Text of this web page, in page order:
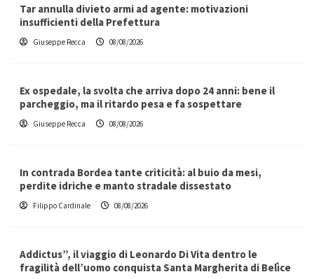
Tar annulla divieto armi ad agente: motivazioni
insufficienti della Prefettura
Giuseppe Recca 08/08/2026
Ex ospedale, la svolta che arriva dopo 24 anni: bene il
parcheggio, ma il ritardo pesa e fa sospettare
Giuseppe Recca 08/08/2026
In contrada Bordea tante criticità: al buio da mesi,
perdite idriche e manto stradale dissestato
Filippo Cardinale 08/08/2026
Addictus”, il viaggio di Leonardo Di Vita dentro le
fragilità dell’uomo conquista Santa Margherita di Belìce